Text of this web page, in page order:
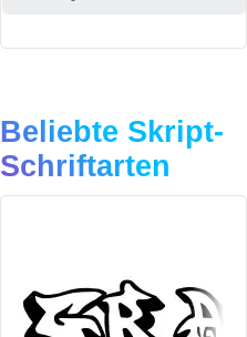
Beliebte Skript-
Schriftarten